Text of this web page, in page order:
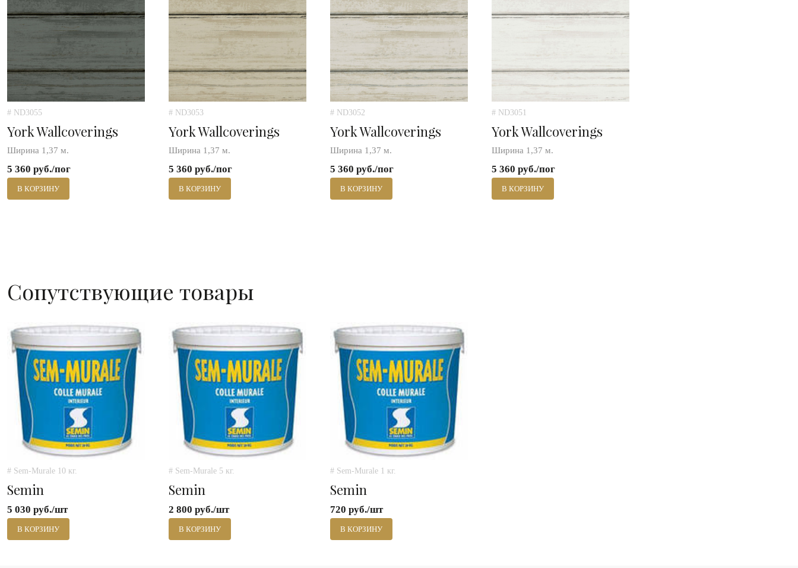
# ND3055
York Wallcoverings
Ширина 1,37 м.
5 360 руб./пог
В КОРЗИНУ
# ND3053
York Wallcoverings
Ширина 1,37 м.
5 360 руб./пог
В КОРЗИНУ
# ND3052
York Wallcoverings
Ширина 1,37 м.
5 360 руб./пог
В КОРЗИНУ
# ND3051
York Wallcoverings
Ширина 1,37 м.
5 360 руб./пог
В КОРЗИНУ
Сопутствующие товары
# Sem-Murale 10 кг.
Semin
5 030 руб./шт
В КОРЗИНУ
# Sem-Murale 5 кг.
Semin
2 800 руб./шт
В КОРЗИНУ
# Sem-Murale 1 кг.
Semin
720 руб./шт
В КОРЗИНУ